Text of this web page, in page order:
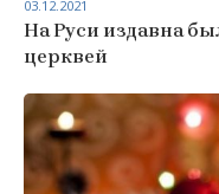
На Руси издавна
церквей
03.12.2021